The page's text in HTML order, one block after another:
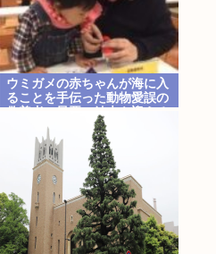
ウミガメの赤ちゃんが海に入
ることを手伝った動物愛誤の
偽善者、最悪の結末を迎える